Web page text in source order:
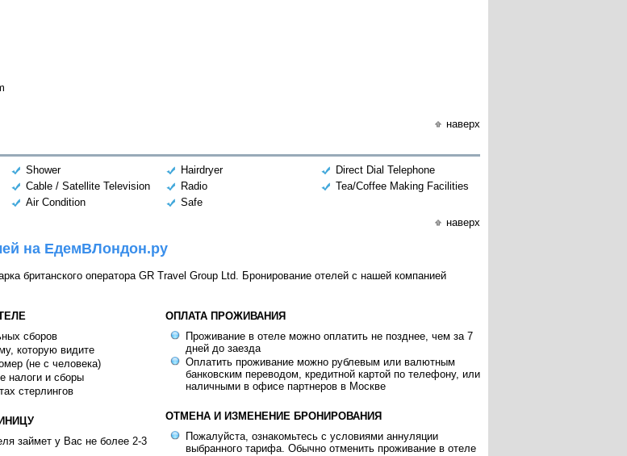
наверх
Shower Hairdryer
Direct Dial Telephone
Cable / Satellite Television Radio
Tea/Coffee Making Facilities
Air Condition
Safe
наверх
на ЕдемВЛондон.ру
британского оператора GR Travel Group Ltd. Бронирование отелей с нашей компанией
сборов
которую видите
(не с человека)
налоги и сборы
стерлингов
займет у Вас не более 2-3
ОПЛАТА ПРОЖИВАНИЯ
Проживание в отеле можно оплатить не позднее, чем за 7
дней до заезда
Оплатить проживание можно рублевым или валютным
банковским переводом, кредитной картой по телефону, или
наличными в офисе партнеров в Москве
ОТМЕНА И ИЗМЕНЕНИЕ БРОНИРОВАНИЯ
Пожалуйста, ознакомьтесь с условиями аннуляции
выбранного тарифа. Обычно отменить проживание в отеле